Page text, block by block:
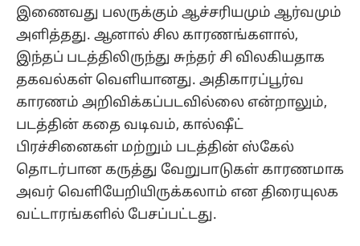
இணைவது பலருக்கும் ஆச்சரியமும் ஆர்வமும்
அளித்தது. ஆனால் சில காரணங்களால்,
இந்தப் படத்திலிருந்து சுந்தர் சி விலகியதாக
தகவல்கள் வெளியானது. அதிகாரப்பூர்வ
காரணம் அறிவிக்கப்படவில்லை என்றாலும்,
படத்தின் கதை வடிவம், கால்ஷீட்
பிரச்சினைகள் மற்றும் படத்தின் ஸ்கேல்
தொடர்பான கருத்து வேறுபாடுகள் காரணமாக
அவர் வெளியேறியிருக்கலாம் என திரையுலக
வட்டாரங்களில் பேசப்பட்டது.